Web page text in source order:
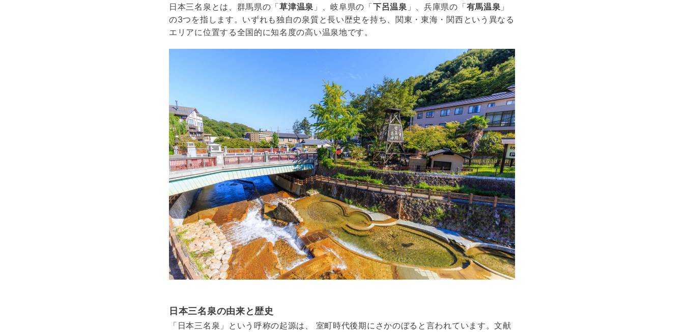
日本三名泉とは、群馬県の「草津温泉 」、岐阜県の「下呂温泉 」、兵庫県の「有馬温泉 」
の3つを指します。いずれも独自の泉質と長い歴史を持ち、関東・東海・関西という異なる
エリアに位置する全国的に知名度の高い温泉地です。
日本三名泉の由来と歴史
「日本三名泉」という呼称の起源は、
室町時代後期にさかのぼると言われています。文献